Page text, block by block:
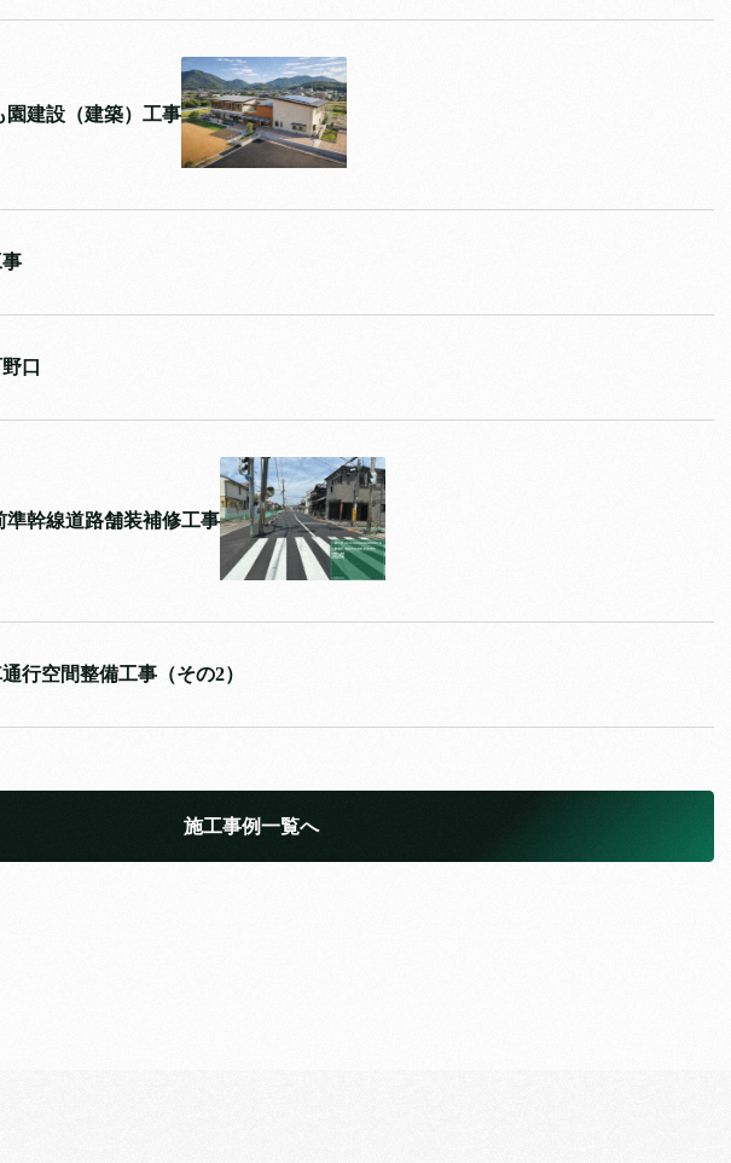
園建設（建築）工事
口
準幹線道路舗装補修工事
行空間整備工事（その2）
施工事例一覧へ